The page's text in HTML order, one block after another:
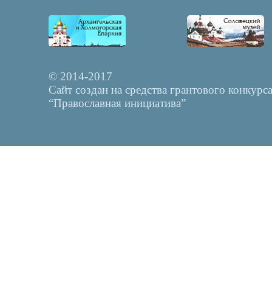
© 2014-2017
Сайт создан на средства грантового конкурса
“Православная инициатива”